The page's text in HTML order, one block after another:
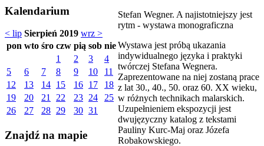
Kalendarium
< lip Sierpień 2019 wrz >
pon wto śro czw pią sob nie
1
2 3
4
5
6 7 8 9 10
11
12
13 14 15 16 17
18
19
20 21 22 23 24
25
26
27 28 29 30 31
Znajdź na mapie
Stefan Wegner. A najistotniejszy jest
rytm - wystawa monograficzna
Wystawa jest próbą ukazania
indywidualnego języka i praktyki
twórczej Stefana Wegnera.
Zaprezentowane na niej zostaną prace
z lat 30., 40., 50. oraz 60. XX wieku,
w różnych technikach malarskich.
Uzupełnieniem ekspozycji jest
dwujęzyczny katalog z tekstami
Pauliny Kurc-Maj oraz Józefa
Robakowskiego.